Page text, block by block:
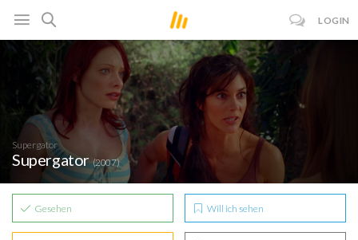
LOGIN
Supergator
Supergator(2007)
Gesehen Will ich sehen